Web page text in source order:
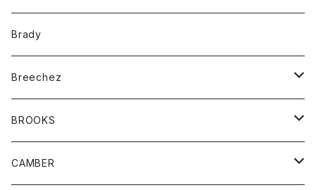
コート
バッグ
ベルト
キッズ
Tシャツ
グッズ
アンダーウェアー
カードホルダー
トップス
カーディガン
ボトム
Brady
Breechez
シャツ
BROOKS
グッズ
CAMBER